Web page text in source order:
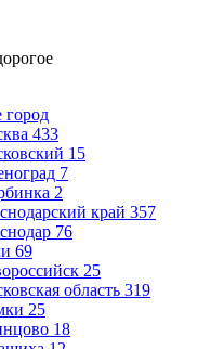
город
433
15
7
2
край 357
76
69
25
область 319
25
18